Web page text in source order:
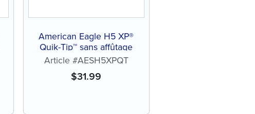
American Eagle H5 XP®
Quik-Tip™ sans affûtage
Article #AESH5XPQT
$31.99